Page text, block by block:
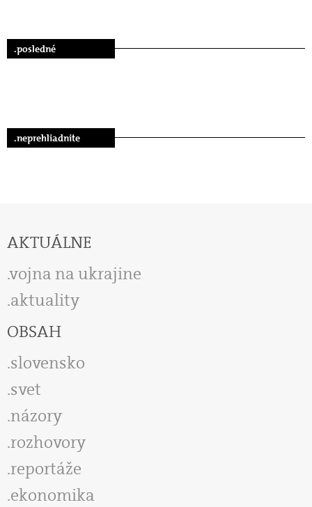
.posledné
.neprehliadnite
AKTUÁLNE
vojna na ukrajine
aktuality
OBSAH
slovensko
svet
názory
rozhovory
reportáže
ekonomika